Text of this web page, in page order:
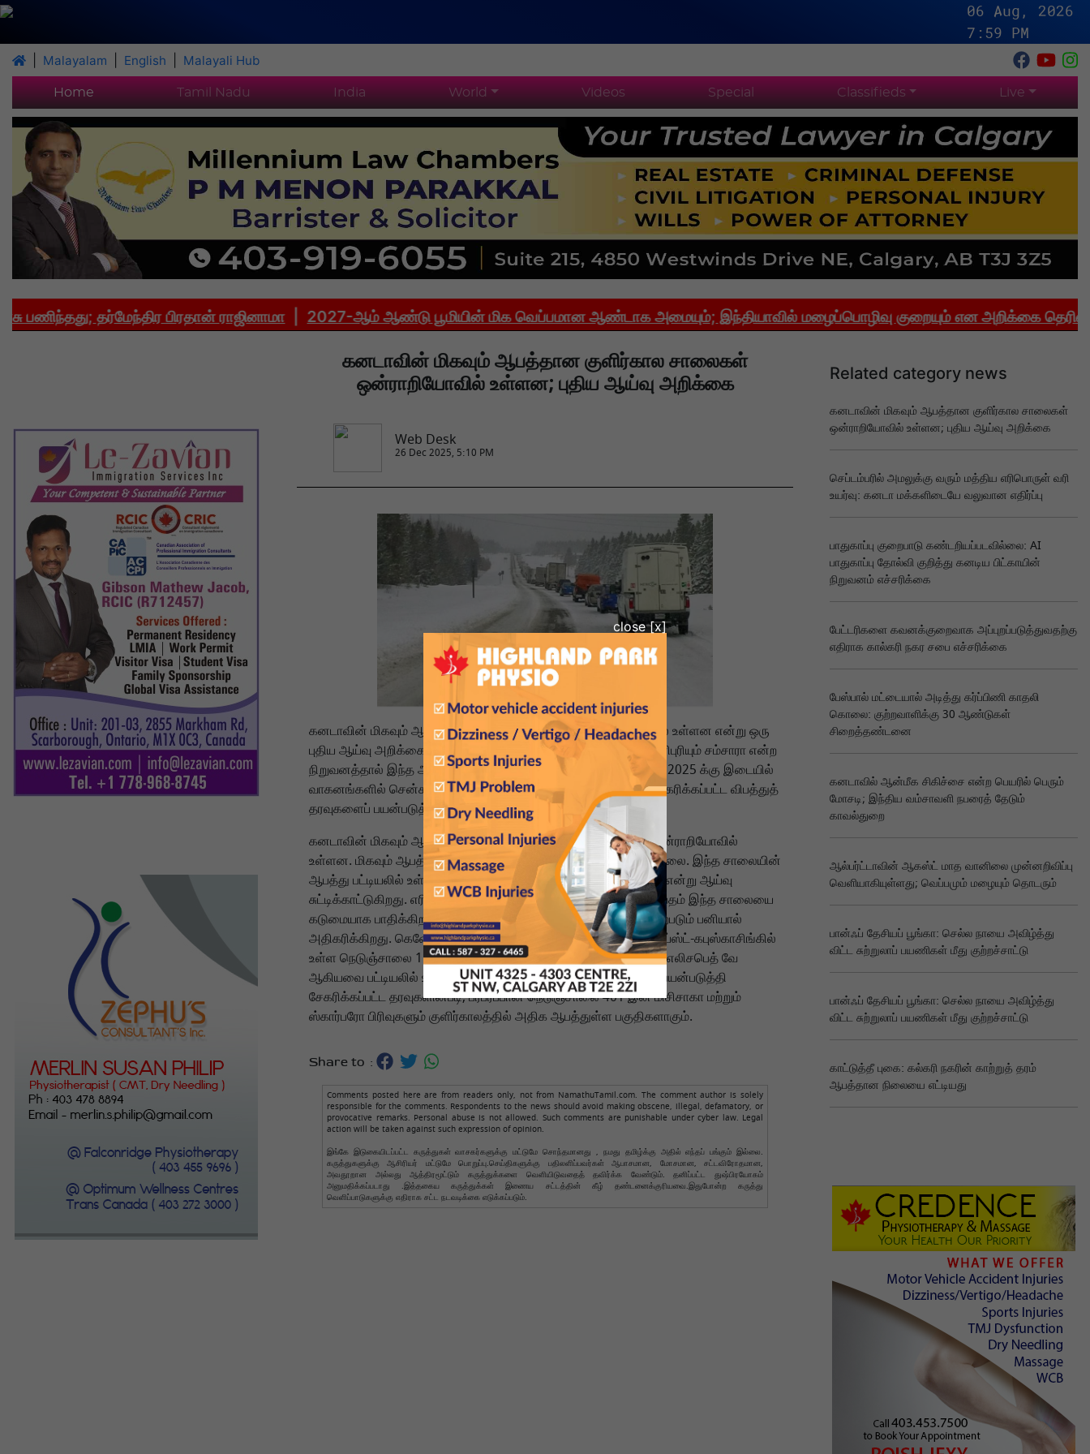
06 Aug, 2026
7:59 PM
Malayalam English Malayali Hub
Home Tamil Nadu India World Videos Special Classifieds Live
தர்மேந்திர பிரதான் ராஜினாமா|2027-ஆம் ஆண்டு பூமியின் மிக வெப்பமான ஆண்டாக அமையும்; இந்தியாவில் மழைப்பொழிவு குறையும் என அறிக்கை தெரிவிக்கிறது
கனடாவின் மிகவும் ஆபத்தான குளிர்கால சாலைகள்
ஒன்ராறியோவில் உள்ளன; புதிய ஆய்வு அறிக்கை
Web Desk
26 Dec 2025, 5:10 PM
கனடாவின் மிகவும் ஆபத்தான குளிர்கால சாலைகள் ஒன்ராறியோவில் உள்ளன என்று ஒரு
புதிய ஆய்வு அறிக்கை கூறுகிறது. வாகன பாதுகாப்புத் துறையில் பணிபுரியும் சம்சாரா என்ற
நிறுவனத்தால் இந்த ஆய்வு நடத்தப்பட்டது. இந்த ஆய்வு 2022 மற்றும் 2025 க்கு இடையில்
வாகனங்களில் சென்சார்கள் மற்றும் கேமராக்களைப் பயன்படுத்தி சேகரிக்கப்பட்ட விபத்துத்
தரவுகளைப் பயன்படுத்தியது.
கனடாவின் மிகவும் ஆபத்தான பத்து குளிர்கால சாலைகளில் ஆறு ஒன்ராறியோவில்
உள்ளன. மிகவும் ஆபத்தான சாலை எரி ஏரிக்கு அருகிலுள்ள எரியூ சாலை. இந்த சாலையின்
ஆபத்து பட்டியலில் உள்ள மற்ற சாலைகளை விட ஆறு மடங்கு அதிகம் என்று ஆய்வு
சுட்டிக்காட்டுகிறது. எரி ஏரியிலிருந்து வரும் பலத்த காற்று மற்றும் ஈரப்பதம் இந்த சாலையை
கடுமையாக பாதிக்கிறது. இந்த குறுகிய இருவழிச் சாலை ஏரியால் ஏற்படும் பனியால்
அதிகரிக்கிறது. கெனோரா-டிரைடனில் உள்ள நெடுஞ்சாலை 17, ஹெய்ஸ்ட்-கபுஸ்காசிங்கில்
உள்ள நெடுஞ்சாலை 11 மற்றும் பர்லிங்டன் ஸ்கைவேயில் உள்ள குயின் எலிசபெத் வே
ஆகியவை பட்டியலில் உள்ளன. செயற்கை நுண்ணறிவு உணரிகளைப் பயன்படுத்தி
சேகரிக்கப்பட்ட தரவுகளின்படி, பரபரப்பான நெடுஞ்சாலை 401 இன் மிசிசாகா மற்றும்
ஸ்கார்பரோ பிரிவுகளும் குளிர்காலத்தில் அதிக ஆபத்துள்ள பகுதிகளாகும்.
Share to :
Comments posted here are from readers only, not from NamathuTamil.com. The comment author is solely
responsible for the comments. Respondents to the news should avoid making obscene, illegal, defamatory, or
provocative remarks. Personal abuse is not allowed. Such comments are punishable under cyber law. Legal
action will be taken against such expression of opinion.
இங்கே இடுகையிடப்பட்ட கருத்துகள் வாசகர்களுக்கு மட்டுமே சொந்தமானது , நமது தமிழ்க்கு அதில் எந்தப் பங்கும் இல்லை.
கருத்துகளுக்கு ஆசிரியர் மட்டுமே பொறுப்பு.செய்திகளுக்கு பதிலளிப்பவர்கள் ஆபாசமான, மோசமான, சட்டவிரோதமான,
அவதூறான அல்லது ஆத்திரமூட்டும் கருத்துக்களை வெளியிடுவதைத் தவிர்க்க வேண்டும். தனிப்பட்ட துஷ்பிரயோகம்
அனுமதிக்கப்படாது .இத்தகைய கருத்துக்கள் இணைய சட்டத்தின் கீழ் தண்டனைக்குரியவை.இதுபோன்ற கருத்து
வெளிப்பாடுகளுக்கு எதிராக சட்ட நடவடிக்கை எடுக்கப்படும்.
Related category news
கனடாவின் மிகவும் ஆபத்தான குளிர்கால சாலைகள்
ஒன்ராறியோவில் உள்ளன; புதிய ஆய்வு அறிக்கை
செப்டம்பரில் அமலுக்கு வரும் மத்திய எரிபொருள் வரி
உயர்வு: கனடா மக்களிடையே வலுவான எதிர்ப்பு
பாதுகாப்பு குறைபாடு கண்டறியப்படவில்லை: AI
பாதுகாப்பு தோல்வி குறித்து கனடிய பிட்காயின்
நிறுவனம் எச்சரிக்கை
பேட்டரிகளை கவனக்குறைவாக அப்புறப்படுத்துவதற்கு
எதிராக கால்கரி நகர சபை எச்சரிக்கை
பேஸ்பால் மட்டையால் அடித்து கர்ப்பிணி காதலி
கொலை: குற்றவாளிக்கு 30 ஆண்டுகள்
சிறைத்தண்டனை
கனடாவில் ஆன்மீக சிகிச்சை என்ற பெயரில் பெரும்
மோசடி; இந்திய வம்சாவளி நபரைத் தேடும்
காவல்துறை
ஆல்பர்ட்டாவின் ஆகஸ்ட் மாத வானிலை முன்னறிவிப்பு
வெளியாகியுள்ளது; வெப்பமும் மழையும் தொடரும்
பான்ஃப் தேசியப் பூங்கா: செல்ல நாயை அவிழ்த்து
விட்ட சுற்றுலாப் பயணிகள் மீது குற்றச்சாட்டு
பான்ஃப் தேசியப் பூங்கா: செல்ல நாயை அவிழ்த்து
விட்ட சுற்றுலாப் பயணிகள் மீது குற்றச்சாட்டு
காட்டுத்தீ புகை: கல்கரி நகரின் காற்றுத் தரம்
ஆபத்தான நிலையை எட்டியது